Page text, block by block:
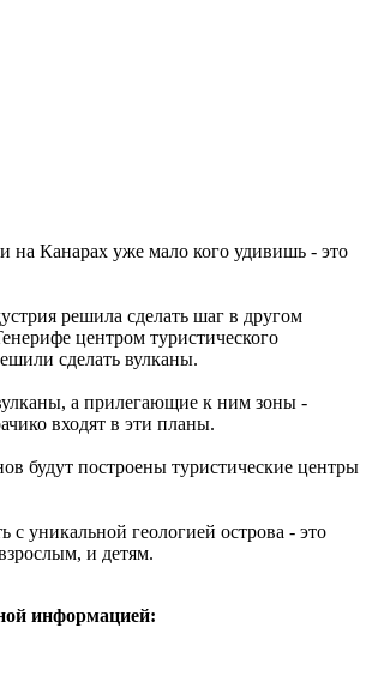
на Канарах уже мало кого удивишь - это
решила сделать шаг в другом
центром туристического
сделать вулканы.
а прилегающие к ним зоны -
входят в эти планы.
будут построены туристические центры
с уникальной геологией острова - это
и детям.
информацией: